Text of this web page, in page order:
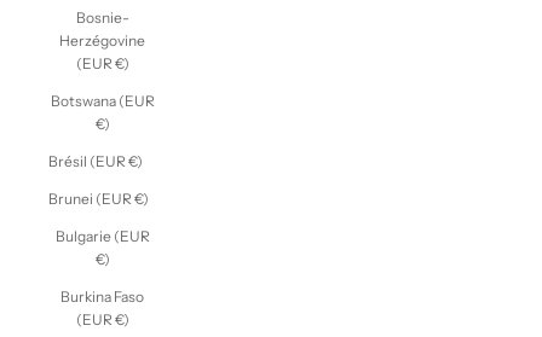
Bosnie-
Herzégovine
(EUR €)
Botswana (EUR
€)
Brésil (EUR €)
Brunei (EUR €)
Bulgarie (EUR
€)
Burkina Faso
(EUR €)